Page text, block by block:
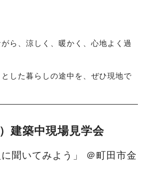
ら、涼しく、暖かく、心地よく過
とした暮らしの途中を、ぜひ現地で
建築中現場見学会
に聞いてみよう」 ＠町田市金